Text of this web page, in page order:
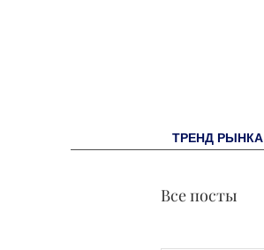
ТРЕНД РЫНКА
Все посты